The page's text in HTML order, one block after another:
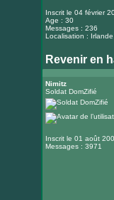
Inscrit le 04 février
Age : 30
Messages : 236
Localisation : Irlande
Revenir en
Nimitz
Soldat DomZifié
Inscrit le 01 août
Messages : 3971